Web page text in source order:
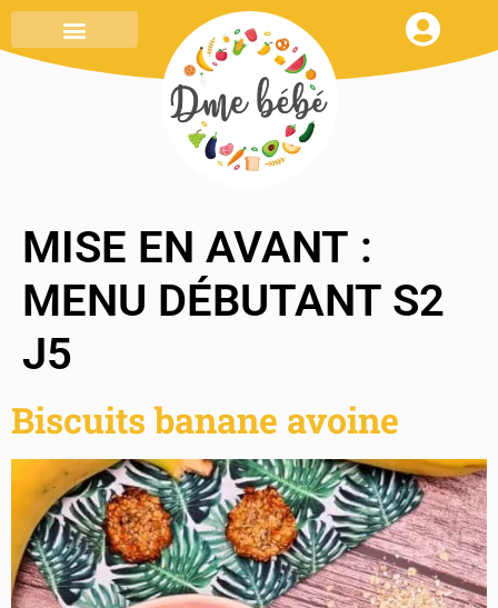
MISE EN AVANT :
MENU DÉBUTANT S2
J5
Biscuits banane avoine